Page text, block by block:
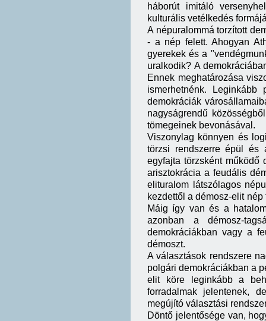
háborút imitáló
kulturális vetélkedés
A népuralommá torzított
- a nép felett. Ahogyan
gyerekek és a
uralkodik? A
Ennek meghatározása
ismerhetnénk.
demokráciák
nagyságrendű
tömegeinek bevonásával.
Viszonylag könnyen és
törzsi rendszerre épül és
egyfajta törzsként működő
arisztokrácia a feudális
elituralom látszólagos
kezdettől a démosz-elit
Máig így van és a
azonban a démosz-
demokráciákban vagy a
démoszt.
A választások rendszere
polgári demokráciákban a
elit köre leginkább a
forradalmak jelentenek,
megújító választási
Döntő jelentősége van,